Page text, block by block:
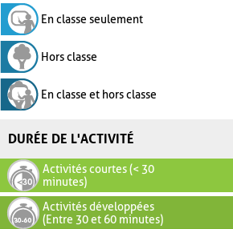
En classe seulement
Hors classe
En classe et hors classe
DURÉE DE L'ACTIVITÉ
Activités courtes (< 30
minutes)
Activités développées
(Entre 30 et 60 minutes)